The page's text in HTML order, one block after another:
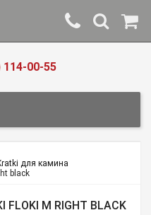
114-00-55
для камина
black
M RIGHT BLACK